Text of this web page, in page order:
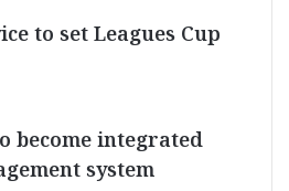
to set Leagues Cup
become integrated
system